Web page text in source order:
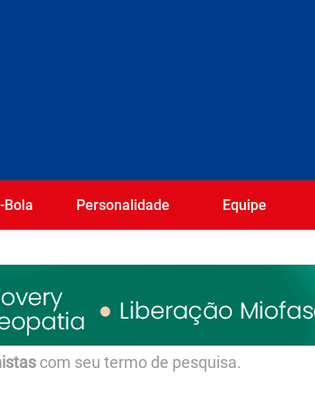
Bola Personalidade Equipe
com seu termo de pesquisa.